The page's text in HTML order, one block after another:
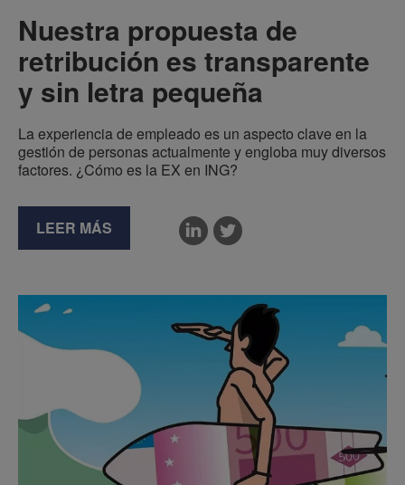
Nuestra propuesta de
retribución es transparente
y sin letra pequeña
La experiencia de empleado es un aspecto clave en la
gestión de personas actualmente y engloba muy diversos
factores. ¿Cómo es la EX en ING?
LEER MÁS